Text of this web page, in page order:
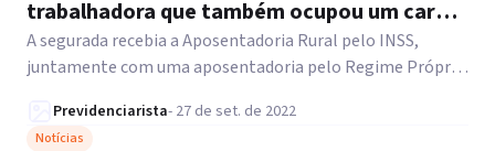
trabalhadora que também ocupou um cargo
público
A segurada recebia a Aposentadoria Rural pelo INSS,
juntamente com uma aposentadoria pelo Regime Próprio
Previdenciarista- 27 de set. de 2022
Notícias